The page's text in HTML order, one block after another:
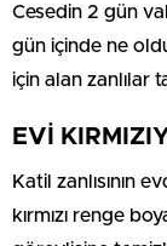
Cesedin 2 gün
gün içinde ne
için alan zanlılar
EVİ
Katil zanlısının
kırmızı renge